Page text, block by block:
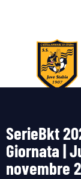
SerieBkt
Giornata |
novembre